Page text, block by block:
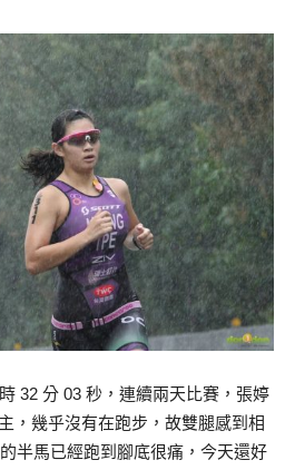
32 分 03 秒，連續兩天比賽，張婷
，幾乎沒有在跑步，故雙腿感到相
半馬已經跑到腳底很痛，今天還好